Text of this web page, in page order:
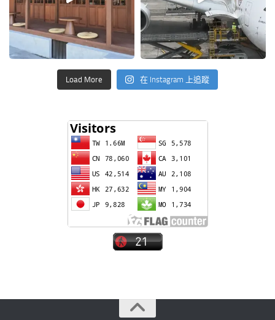
Load More 在 Instagram 上追蹤